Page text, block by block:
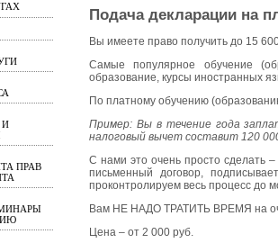
И
ПРАВ
Подача декларации на
Вы имеете право получить до 15
Самые популярное обучение
образование, курсы иностранных
По платному обучению
Пример: Вы в течение года
налоговый вычет составит 120
С нами это очень просто сделать
письменный договор,
проконтролируем весь процесс до
Вам НЕ НАДО ТРАТИТЬ ВРЕМЯ на
Цена – от 2 000 руб.